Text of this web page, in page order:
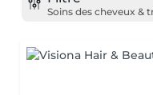
Soins des cheveux &